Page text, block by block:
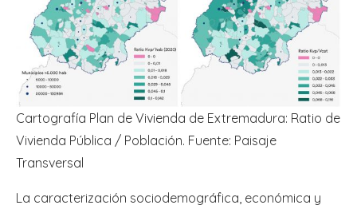
Cartografía Plan de Vivienda de Extremadura: Ratio de
Vivienda Pública / Población. Fuente: Paisaje
Transversal
La caracterización sociodemográfica, económica y